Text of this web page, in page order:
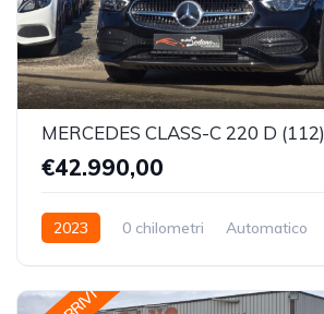
MERCEDES CLASS-C 220 D (112)
€42.990,00
2023 0 chilometri Automatico